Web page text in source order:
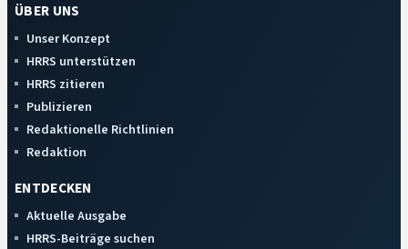
ÜBER UNS
Unser Konzept
HRRS unterstützen
HRRS zitieren
Publizieren
Redaktionelle Richtlinien
Redaktion
ENTDECKEN
Aktuelle Ausgabe
HRRS-Beiträge suchen